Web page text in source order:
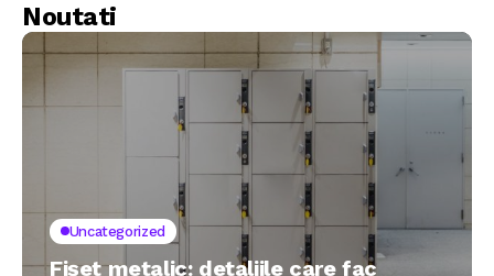
Noutati
Uncategorized
Fișet metalic: detaliile care fac